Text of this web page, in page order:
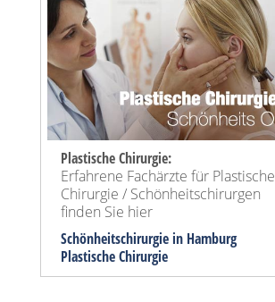
Plastische Chirurgie:
Erfahrene Fachärzte für Plastische
Chirurgie / Schönheitschirurgen
finden Sie hier
Schönheitschirurgie in Hamburg
Plastische Chirurgie